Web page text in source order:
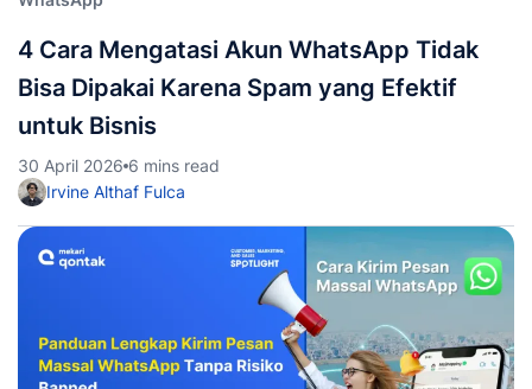
4 Cara Mengatasi Akun WhatsApp Tidak
Bisa Dipakai Karena Spam yang Efektif
untuk Bisnis
30 April 2026 6 mins read
Irvine Althaf Fulca